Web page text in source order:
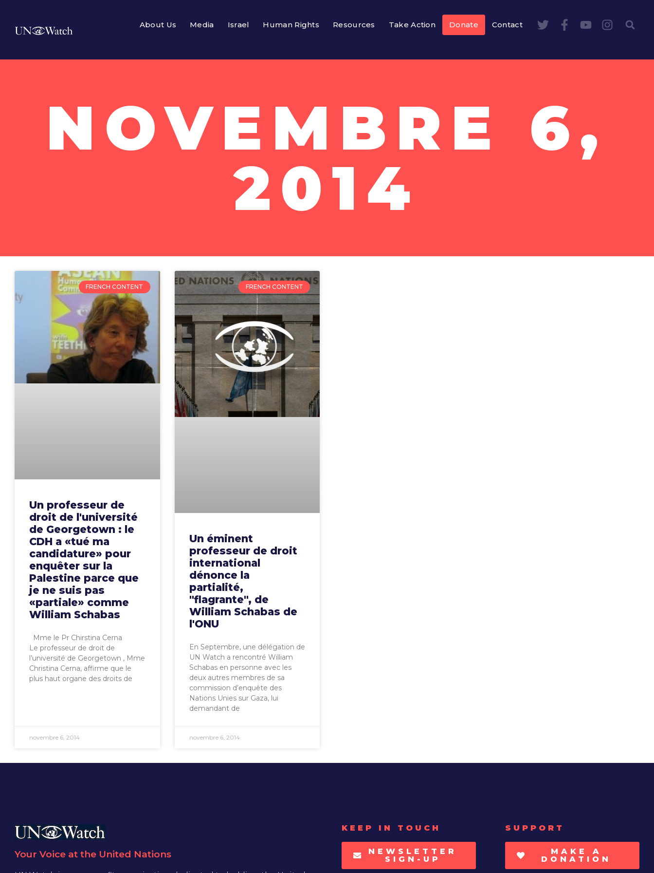
About Us Media Israel Human Rights Resources Take Action Donate Contact
NOVEMBRE 6,
2014
FRENCH CONTENT
Un professeur de
droit de l'université
de Georgetown : le
CDH a «tué ma
candidature» pour
enquêter sur la
Palestine parce que
je ne suis pas
«partiale» comme
William Schabas
Mme le Pr Chirstina Cerna
Le professeur de droit de
l’université de Georgetown , Mme
Christina Cerna, affirme que le
plus haut organe des droits de
novembre 6, 2014
FRENCH CONTENT
Un éminent
professeur de droit
international
dénonce la
partialité,
"flagrante", de
William Schabas de
l'ONU
En Septembre, une délégation de
UN Watch a rencontré William
Schabas en personne avec les
deux autres membres de sa
commission d’enquête des
Nations Unies sur Gaza, lui
demandant de
novembre 6, 2014
Your Voice at the United Nations
KEEP IN TOUCH
NEWSLETTER
SIGN-UP
SUPPORT
MAKE A
DONATION